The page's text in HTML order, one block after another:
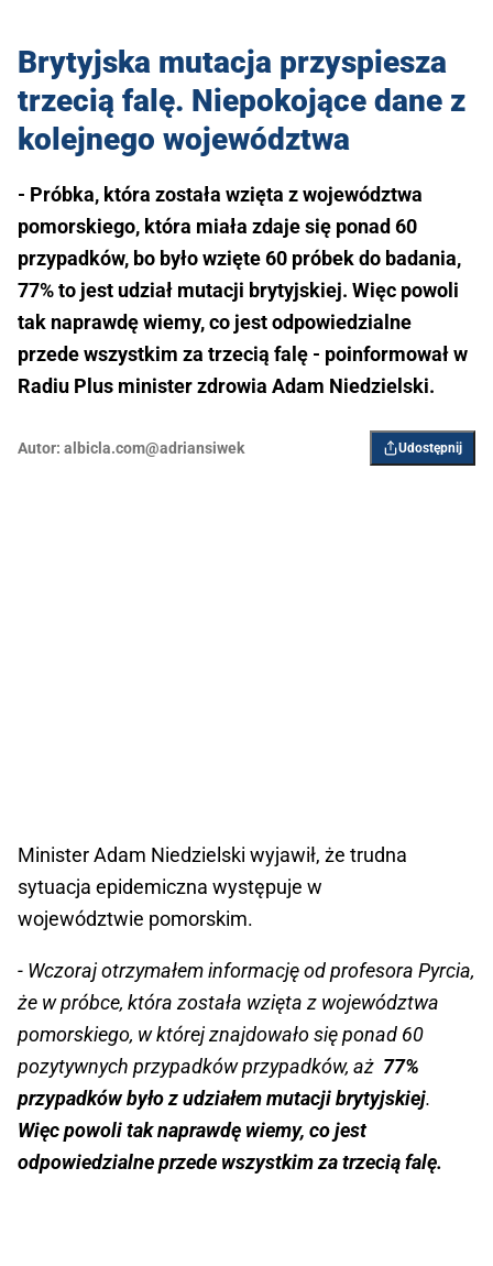
Brytyjska mutacja przyspiesza
trzecią falę. Niepokojące dane z
kolejnego województwa
- Próbka, która została wzięta z województwa
pomorskiego, która miała zdaje się ponad 60
przypadków, bo było wzięte 60 próbek do badania,
77% to jest udział mutacji brytyjskiej. Więc powoli
tak naprawdę wiemy, co jest odpowiedzialne
przede wszystkim za trzecią falę - poinformował w
Radiu Plus minister zdrowia Adam Niedzielski.
Autor: albicla.com@adriansiwek Udostępnij
Minister Adam Niedzielski wyjawił, że trudna
sytuacja epidemiczna występuje w
województwie pomorskim.
- Wczoraj otrzymałem informację od profesora Pyrcia,
że w próbce, która została wzięta z województwa
pomorskiego, w której znajdowało się ponad 60
pozytywnych przypadków przypadków, aż 77%
przypadków było z udziałem mutacji brytyjskiej.
Więc powoli tak naprawdę wiemy, co jest
odpowiedzialne przede wszystkim zatrzecią falę.